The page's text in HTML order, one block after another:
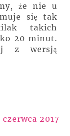
że nie u
się tak
takich
20 minut.
z wersją
czerwca 2017